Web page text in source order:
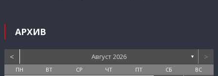
АРХИВ
< Август 2026 ▼ >
ПН ВТ СР ЧТ ПТ СБ ВС